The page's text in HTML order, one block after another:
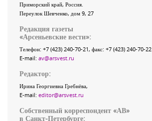
Приморский край, Россия
Переулок Шевченко, дом 9, 27
Редакция газеты
«Арсеньевские вести»:
Телефон: +7 (423) 240-70-21, факс: +7 (423) 240-70-22
E-mail: av@arsvest.ru
Редактор:
Ирина Георгиевна Гребнёва,
E-mail: editor@arsvest.ru
Собственный корреспондент «АВ»
в Санкт-Петербурге: